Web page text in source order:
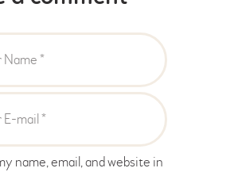
name, email, and website in